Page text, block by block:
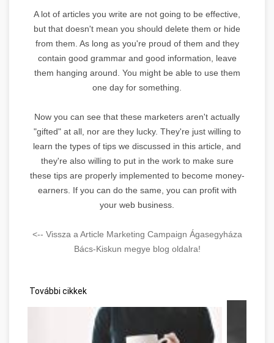
A lot of articles you write are not going to be effective,
but that doesn't mean you should delete them or hide
from them. As long as you're proud of them and they
contain good grammar and good information, leave
them hanging around. You might be able to use them
one day for something.
Now you can see that these marketers aren't actually
"gifted" at all, nor are they lucky. They're just willing to
learn the types of tips we discussed in this article, and
they're also willing to put in the work to make sure
these tips are properly implemented to become money-
earners. If you can do the same, you can profit with
your web business.
<-- Vissza a Article Marketing Campaign Ágasegyháza
Bács-Kiskun megye blog oldalra!
További cikkek